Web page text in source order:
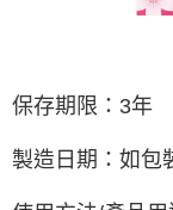
請求用戶進行身份認
保存期限： 3年
製造日期：如包